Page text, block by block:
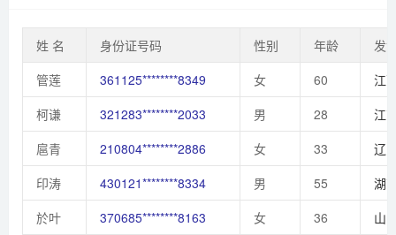
姓 名 身份证号码 性别 年龄
发
管莲
361125********8349 女 60
江
柯谦
321283********2033 男 28
江
扈青
210804********2886 女 33
辽
印涛
430121********8334 男 55
湖
於叶
370685********8163 女 36
山